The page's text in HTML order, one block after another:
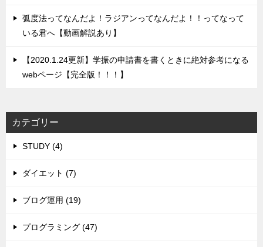
弧度法ってなんだよ！ラジアンってなんだよ！！ってなって
いる君へ【動画解説あり】
【2020.1.24更新】学振の申請書を書くときに絶対参考になる
webページ【完全版！！！】
カテゴリー
STUDY (4)
ダイエット (7)
ブログ運用 (19)
プログラミング (47)